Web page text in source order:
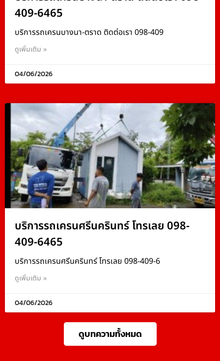
409-6465
บริการรถเครนบางนา-ตราด ติดต่อเรา 098-409
ดูเพิ่มเติม »
04/06/2026
บริการรถเครนศรีนครินทร์ โทรเลย 098-
409-6465
บริการรถเครนศรีนครินทร์ โทรเลย 098-409-6
ดูเพิ่มเติม »
04/06/2026
ดูบทความทั้งหมด